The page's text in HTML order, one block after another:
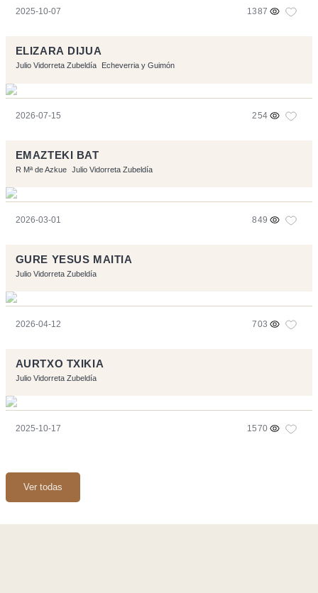
2025-10-07 1387
ELIZARA DIJUA
Julio Vidorreta Zubeldía Echeverria y Guimón
2026-07-15 254
EMAZTEKI BAT
R Mª de Azkue Julio Vidorreta Zubeldía
2026-03-01 849
GURE YESUS MAITIA
Julio Vidorreta Zubeldía
2026-04-12 703
AURTXO TXIKIA
Julio Vidorreta Zubeldía
2025-10-17 1570
Ver todas